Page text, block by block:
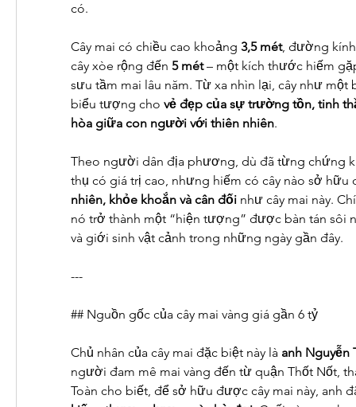
có.
Cây mai có chiều cao khoảng 3,5 mét, đường
cây xòe rộng đến 5 mét – một kích thước hiếm
sưu tầm mai lâu năm. Từ xa nhìn lại, cây như một
biểu tượng cho vẻ đẹp của sự trường tồn, tinh
hòa giữa con người với thiên nhiên.
Theo người dân địa phương, dù đã từng chứng
thụ có giá trị cao, nhưng hiếm có cây nào sở hữu
nhiên, khỏe khoắn và cân đối như cây mai này.
nó trở thành một “hiện tượng” được bàn tán sôi
và giới sinh vật cảnh trong những ngày gần đây.
---
## Nguồn gốc của cây mai vàng giá gần 6 tỷ
Chủ nhân của cây mai đặc biệt này là anh Nguyễn
người đam mê mai vàng đến từ quận Thốt Nốt,
Toàn cho biết, để sở hữu được cây mai này, anh